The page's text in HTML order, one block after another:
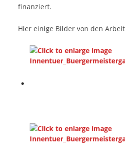
finanziert.
Hier einige Bilder von den